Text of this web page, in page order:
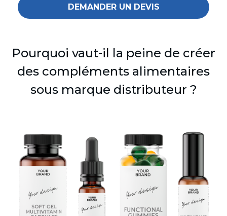
DEMANDER UN DEVIS
Pourquoi vaut-il la peine de créer
des compléments alimentaires
sous marque distributeur ?